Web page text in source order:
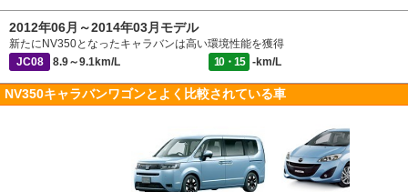
2012年06月～2014年03月モデル
新たにNV350となったキャラバンは高い環境性能を獲得
JC08
8.9～9.1km/L 10・15 -km/L
NV350キャラバンワゴンとよく比較されている車